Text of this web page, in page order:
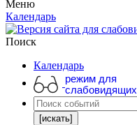
Меню
Календарь
Поиск
Календарь
режим для
слабовидящих
[искать]